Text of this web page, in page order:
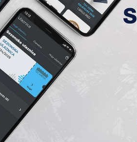
sporttanácsadó, Zsemberi
stadion műfüves pályáját.